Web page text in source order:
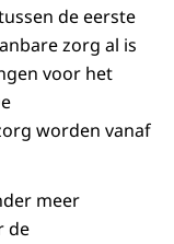
de eerste
zorg al is
voor het
worden vanaf
meer
de